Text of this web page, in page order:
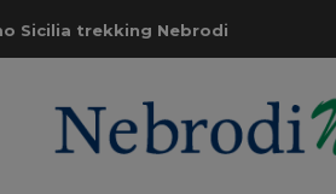
Sicilia trekking Nebrodi